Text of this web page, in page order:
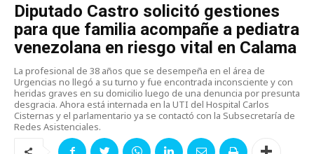
Diputado Castro solicitó gestiones
para que familia acompañe a pediatra
venezolana en riesgo vital en Calama
La profesional de 38 años que se desempeña en el área de
Urgencias no llegó a su turno y fue encontrada inconsciente y con
heridas graves en su domicilio luego de una denuncia por presunta
desgracia. Ahora está internada en la UTI del Hospital Carlos
Cisternas y el parlamentario ya se contactó con la Subsecretaría de
Redes Asistenciales.